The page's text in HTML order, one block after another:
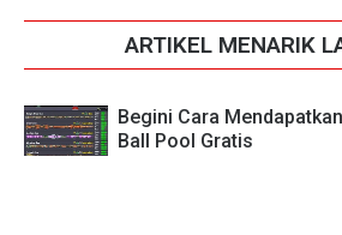
ARTIKEL MENARIK
Begini Cara
Ball Pool Gratis